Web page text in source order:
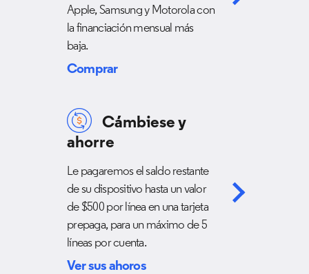
Apple, Samsung y Motorola con
la financiación mensual más
baja.
Comprar
Cámbiese y
ahorre
Le pagaremos el saldo restante
de su dispositivo hasta un valor
de $500 por línea en una tarjeta
prepaga, para un máximo de 5
líneas por cuenta.
Ver sus ahoros